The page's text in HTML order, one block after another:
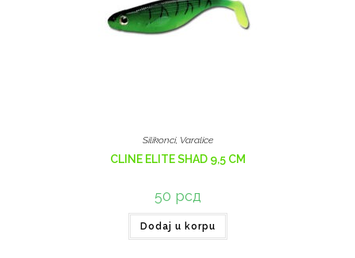
Silikonci, Varalice
CLINE ELITE SHAD 9,5 CM
50 рсд
Dodaj u korpu